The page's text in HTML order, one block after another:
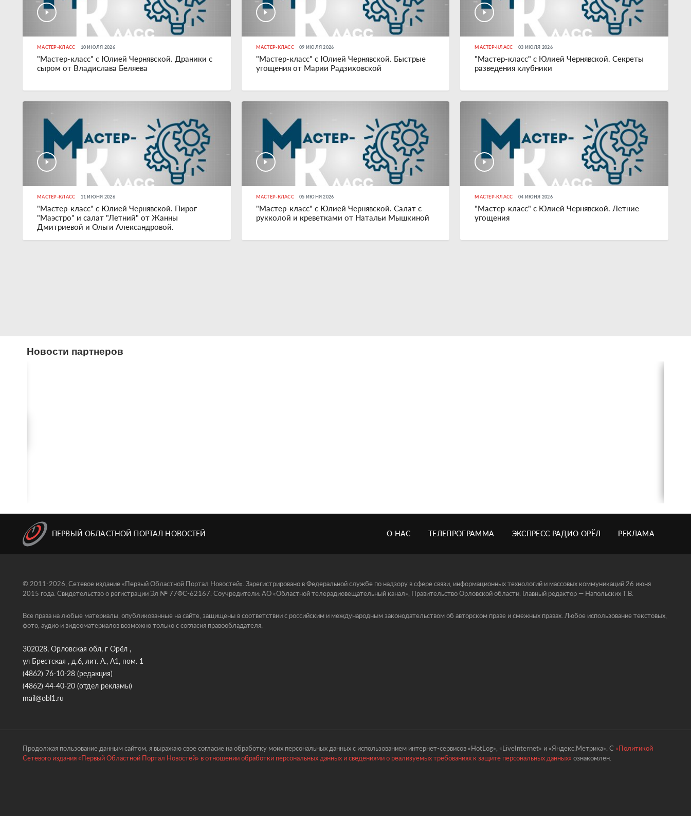
МАСТЕР-КЛАСС 10 ИЮЛЯ 2026
"Мастер-класс" с Юлией Чернявской. Драники с
сыром от Владислава Беляева
МАСТЕР-КЛАСС 09 ИЮЛЯ 2026
"Мастер-класс" с Юлией Чернявской. Быстрые
угощения от Марии Радзиховской
МАСТЕР-КЛАСС 03 ИЮЛЯ 2026
"Мастер-класс" с Юлией Чернявской. Секреты
разведения клубники
МАСТЕР-КЛАСС 11 ИЮНЯ 2026
"Мастер-класс" с Юлией Чернявской. Пирог
"Маэстро" и салат "Летний" от Жанны
Дмитриевой и Ольги Александровой.
МАСТЕР-КЛАСС 05 ИЮНЯ 2026
"Мастер-класс" с Юлией Чернявской. Салат с
рукколой и креветками от Натальи Мышкиной
МАСТЕР-КЛАСС 04 ИЮНЯ 2026
"Мастер-класс" с Юлией Чернявской. Летние
угощения
Новости партнеров
ПЕРВЫЙ ОБЛАСТНОЙ ПОРТАЛ НОВОСТЕЙ О НАС ТЕЛЕПРОГРАММА ЭКСПРЕСС РАДИО ОРЁЛ РЕКЛАМА
© 2011-2026, Сетевое издание «Первый Областной Портал Новостей». Зарегистрировано в Федеральной службе по надзору в сфере связи, информационных технологий и массовых коммуникаций 26 июня
2015 года. Свидетельство о регистрации Эл № 77ФС-62167. Соучредители: АО «Областной телерадиовещательный канал», Правительство Орловской области. Главный редактор — Напольских Т.В.
Все права на любые материалы, опубликованные на сайте, защищены в соответствии с российским и международным законодательством об авторском праве и смежных правах. Любое использование текстовых,
фото, аудио и видеоматериалов возможно только с согласия правообладателя.
302028, Орловская обл, г Орёл ,
ул Брестская , д.6, лит. А., А1, пом. 1
(4862) 76-10-28 (редакция)
(4862) 44-40-20 (отдел рекламы)
mail@obl1.ru
Продолжая пользование данным сайтом, я выражаю свое согласие на обработку моих персональных данных с использованием интернет-сервисов «HotLog», «LiveInternet» и «Яндекс.Метрика». С«Политикой
Сетевого издания «Первый Областной Портал Новостей» в отношении обработки персональных данных и сведениями о реализуемых требованиях к защите персональных данных»ознакомлен.